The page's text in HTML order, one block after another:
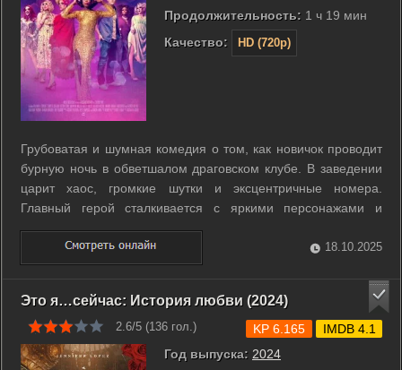
Продолжительность: 1 ч 19 мин
Качество:
HD (720p)
Грубоватая и шумная комедия о том, как новичок проводит
бурную ночь в обветшалом драговском клубе. В заведении
царит хаос, громкие шутки и эксцентричные номера.
Главный герой сталкивается с яркими персонажами и
неожиданными ситуациями. Атмосфера места
одновременно дикая и притягательная. Ночь превращается
в калейдоскоп событий, полных абсурда и ...
18.10.2025
Это я…сейчас: История любви (2024)
2.6/5 (136 гол.)
Год выпуска: 2024
KP 6.165 IMDB 4.1